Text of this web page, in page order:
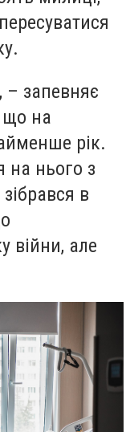
– запевняє
що на
рік.
на нього з
в
війни, але